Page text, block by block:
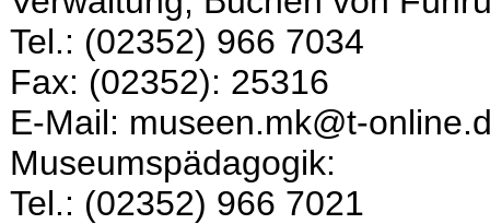
Tel.: (02352) 966 7034
Fax: (02352): 25316
E-Mail: museen.mk@t-
Museumspädagogik:
Tel.: (02352) 966 7021